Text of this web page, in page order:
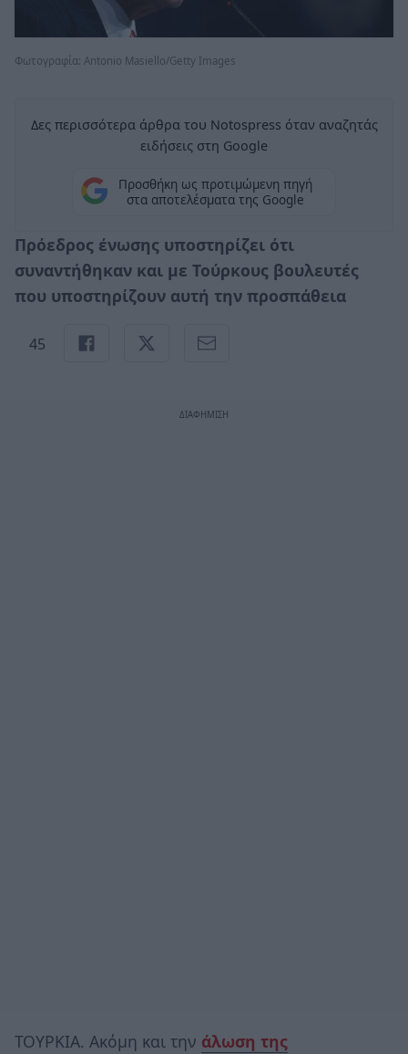
Φωτογραφία: Antonio Masiello/Getty Images
Δες περισσότερα άρθρα του Notospress όταν αναζητάς
ειδήσεις στη Google
Προσθήκη ως προτιμώμενη πηγή
στα αποτελέσματα της Google
Πρόεδρος ένωσης υποστηρίζει ότι
συναντήθηκαν και με Τούρκους βουλευτές
που υποστηρίζουν αυτή την προσπάθεια
45
ΤΟΥΡΚΙΑ. Ακόμη και την άλωση της